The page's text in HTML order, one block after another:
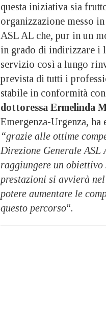
questa iniziativa sia
organizzazione messo
ASL AL che, pur in un
in grado di indirizzare i
servizio così a lungo
prevista di tutti i
stabile in conformità
dottoressa Ermelinda
Emergenza-Urgenza,
“grazie alle ottime
Direzione Generale
raggiungere un
prestazioni si avvierà
potere aumentare le
questo percorso“.